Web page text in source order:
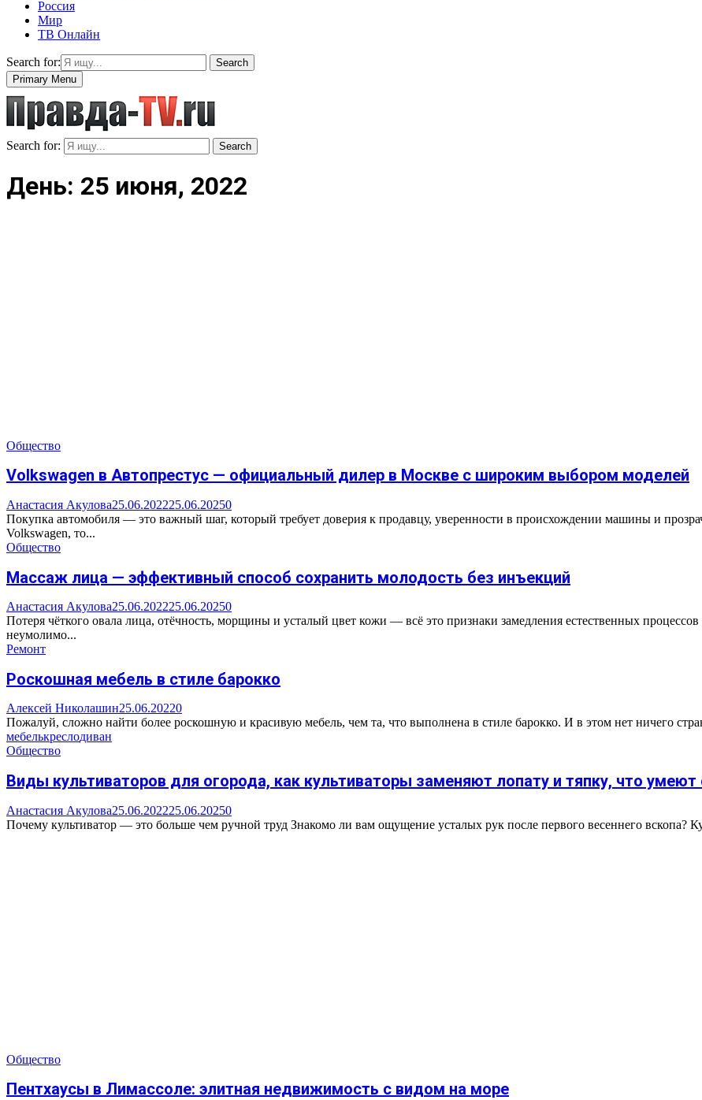
Россия
Мир
ТВ Онлайн
Search for:
Search
Primary Menu
Search for: Search
День: 25 июня, 2022
Общество
Volkswagen в Автопрестус — официальный дилер в Москве с широким выбором моделей
Анастасия Акулова25.06.202225.06.20250
Покупка автомобиля — это важный шаг, который требует доверия к продавцу, уверенности в происхождении машины и
Volkswagen, то...
Общество
Массаж лица — эффективный способ сохранить молодость без инъекций
Анастасия Акулова25.06.202225.06.20250
Потеря чёткого овала лица, отёчность, морщины и усталый цвет кожи — всё это признаки замедления естественных процессов
неумолимо...
Ремонт
Роскошная мебель в стиле барокко
Алексей Николашин25.06.20220
Пожалуй, сложно найти более роскошную и красивую мебель, чем та, что выполнена в стиле барокко. И в этом нет ничего
мебелькреслодиван
Общество
Виды культиваторов для огорода, как культиваторы заменяют лопату и тяпку, что
Анастасия Акулова25.06.202225.06.20250
Почему культиватор — это больше чем ручной труд Знакомо ли вам ощущение усталых рук после первого весеннего вскопа?
Общество
Пентхаусы в Лимассоле: элитная недвижимость с видом на море